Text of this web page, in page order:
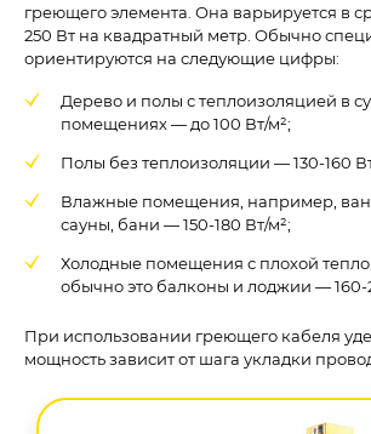
греющего элемента. Она варьируется в
250 Вт на квадратный метр. Обычно
ориентируются на следующие цифры:
Дерево и полы с теплоизоляцией в
помещениях — до 100 Вт/м²;
Полы без теплоизоляции — 130-160
Влажные помещения, например,
сауны, бани — 150-180 Вт/м²;
Холодные помещения с плохой
обычно это балконы и лоджии — 160-
При использовании греющего кабеля
мощность зависит от шага укладки